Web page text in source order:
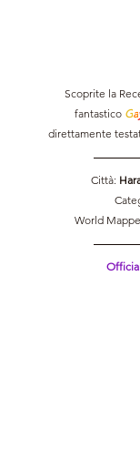
Scoprite la
fantastico Ga
direttamente
Città:
World